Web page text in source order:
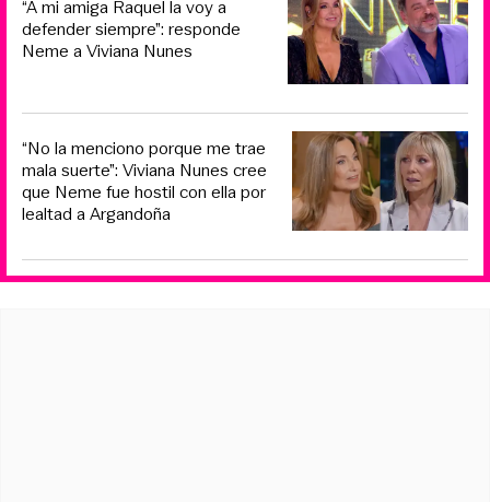
“A mi amiga Raquel la voy a
defender siempre”: responde
Neme a Viviana Nunes
“No la menciono porque me trae
mala suerte”: Viviana Nunes cree
que Neme fue hostil con ella por
lealtad a Argandoña